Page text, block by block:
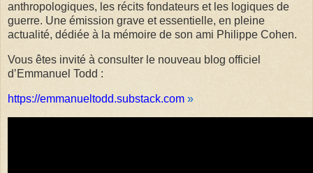
anthropologiques, les récits fondateurs et les logiques de
guerre. Une émission grave et essentielle, en pleine
actualité, dédiée à la mémoire de son ami Philippe Cohen.
Vous êtes invité à consulter le nouveau blog officiel
d’Emmanuel Todd :
https://emmanueltodd.substack.com »